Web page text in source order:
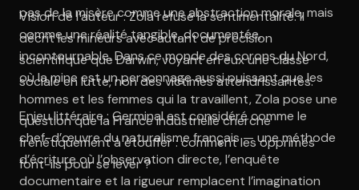
pas de la misère comme une abstraction morale, mais
comme une réalité tangible, documentée,
incontournable. Dans ce monde des corons du Nord,
où la mine est un personnage aussi puissant que les
hommes et les femmes qui la travaillent, Zola pose une
question que la France industrielle cherche
frénétiquement à étouffer : comment les opprimés
font-ils pour se lever ?
Vision de l’auteur : Zola refuse la sentimentalité. Il
décrit les mineurs avec autant de précision
scientifique que Darwin, voyant en eux une classe
sociale en lutte, non des victimes attendrissantes.
Enjeu littéraire : Germinal est considéré comme le
chef-d’œuvre du naturalisme français — une méthode
d’écriture où l’observation directe, l’enquête
documentaire et la rigueur remplacent l’imagination